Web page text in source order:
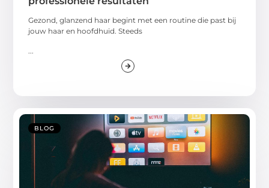
Gezond, glanzend haar begint met een routine die past bij
jouw haar en hoofdhuid. Steeds
BLOG